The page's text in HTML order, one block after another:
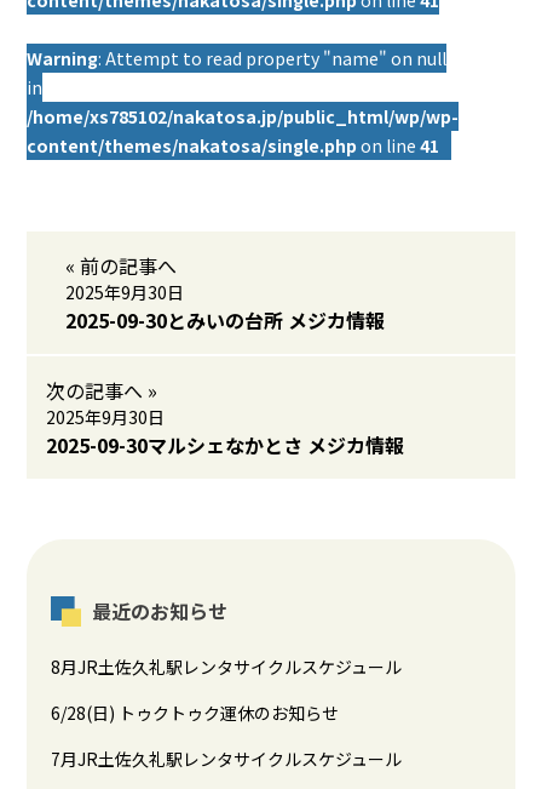
Warning: Attempt to read property "name" on null
in
/home/xs785102/nakatosa.jp/public_html/wp/wp-
content/themes/nakatosa/single.php on line41
« 前の記事へ
2025年9月30日
2025-09-30とみいの台所 メジカ情報
次の記事へ »
2025年9月30日
2025-09-30マルシェなかとさ メジカ情報
最近のお知らせ
8月JR土佐久礼駅レンタサイクルスケジュール
6/28(日) トゥクトゥク運休のお知らせ
7月JR土佐久礼駅レンタサイクルスケジュール